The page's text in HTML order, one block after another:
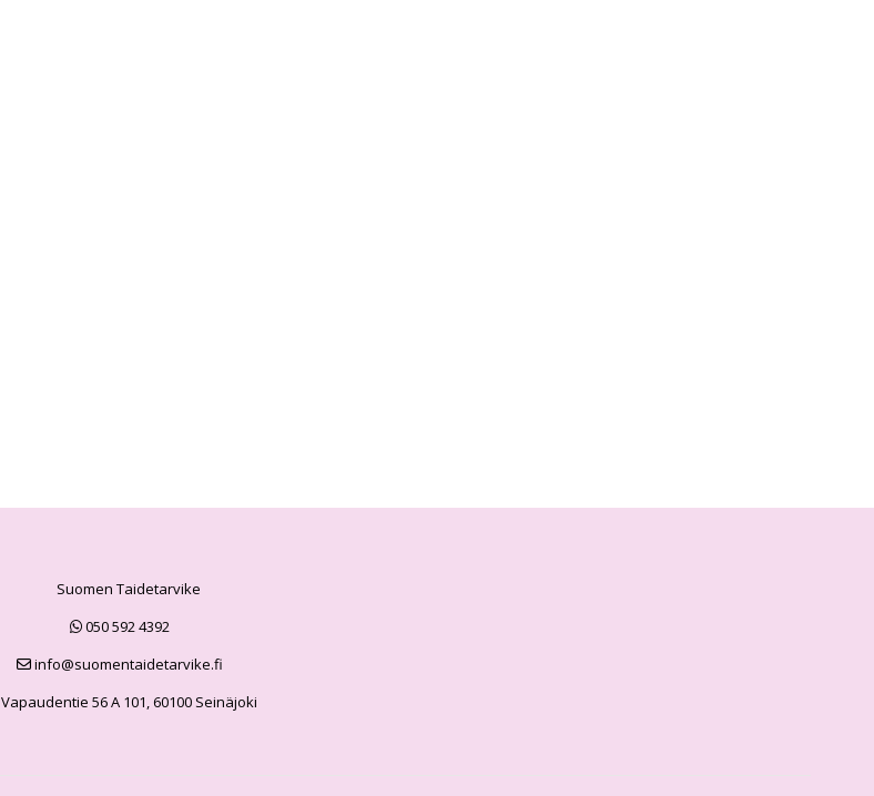
Suomen Taidetarvike
050 592 4392
info@suomentaidetarvike.fi
Vapaudentie 56 A 101, 60100 Seinäjoki